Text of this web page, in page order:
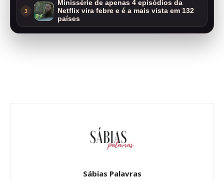
3
Minissérie de apenas 4 episódios da
Netflix vira febre e é a mais vista em 132
países
Sábias Palavras